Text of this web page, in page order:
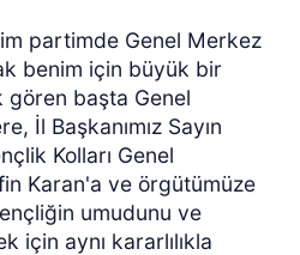
partimde Genel Merkez
benim için büyük bir
gören başta Genel
İl Başkanımız Sayın
Kolları Genel
Karan'a ve örgütümüze
umudunu ve
için aynı kararlılıkla